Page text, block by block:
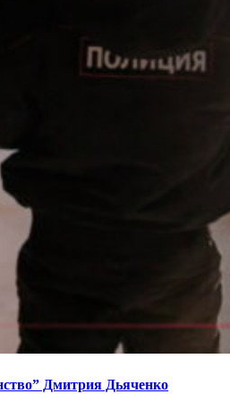
Дмитрия Дьяченко